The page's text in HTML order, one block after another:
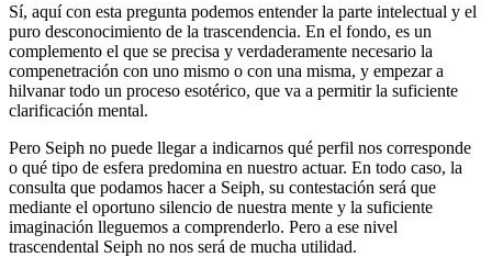
Sí, aquí con esta pregunta podemos entender la parte intelectual y el
puro desconocimiento de la trascendencia. En el fondo, es un
complemento el que se precisa y verdaderamente necesario la
compenetración con uno mismo o con una misma, y empezar a
hilvanar todo un proceso esotérico, que va a permitir la suficiente
clarificación mental.
Pero Seiph no puede llegar a indicarnos qué perfil nos corresponde
o qué tipo de esfera predomina en nuestro actuar. En todo caso, la
consulta que podamos hacer a Seiph, su contestación será que
mediante el oportuno silencio de nuestra mente y la suficiente
imaginación lleguemos a comprenderlo. Pero a ese nivel
trascendental Seiph no nos será de mucha utilidad.